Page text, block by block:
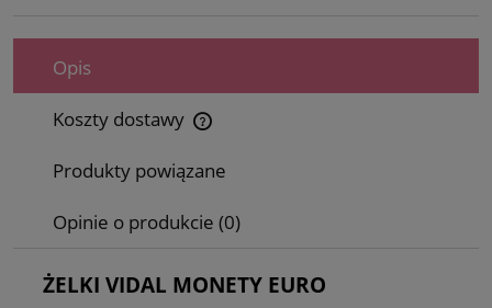
Opis
Koszty dostawy
Cena nie zawiera ewentualnych kosztów płatności
Produkty powiązane
Opinie o produkcie (0)
ŻELKI VIDAL MONETY EURO